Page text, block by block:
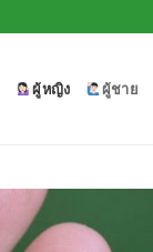
ผู้หญิง ผู้ชาย